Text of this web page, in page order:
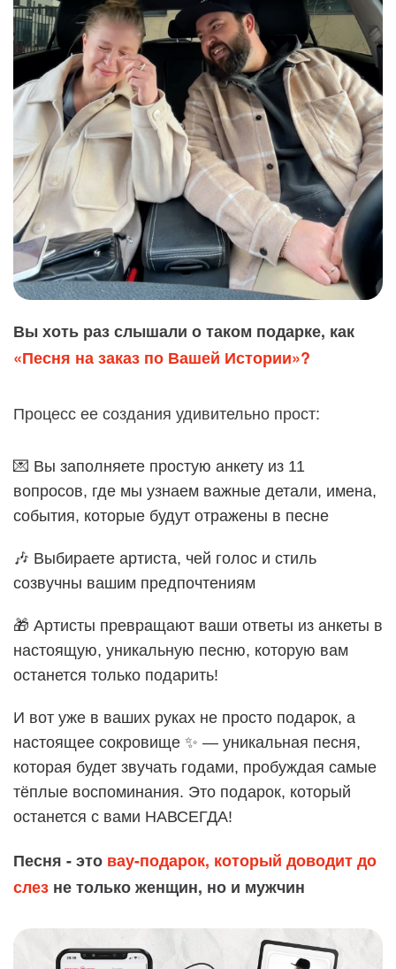
Вы хоть раз слышали о таком подарке, как
«Песня на заказ по Вашей Истории»?
Процесс ее создания удивительно прост:
💌 Вы заполняете простую анкету из 11
вопросов, где мы узнаем важные детали, имена,
события, которые будут отражены в песне
🎶 Выбираете артиста, чей голос и стиль
созвучны вашим предпочтениям
🎁 Артисты превращают ваши ответы из анкеты в
настоящую, уникальную песню, которую вам
останется только подарить!
И вот уже в ваших руках не просто подарок, а
настоящее сокровище ✨ — уникальная песня,
которая будет звучать годами, пробуждая самые
тёплые воспоминания. Это подарок, который
останется с вами НАВСЕГДА!
Песня - это вау-подарок, который доводит до
слез не только женщин, но и мужчин